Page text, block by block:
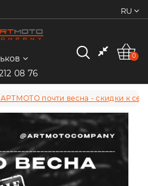
RU
08 76
0
почти весна - скидки к